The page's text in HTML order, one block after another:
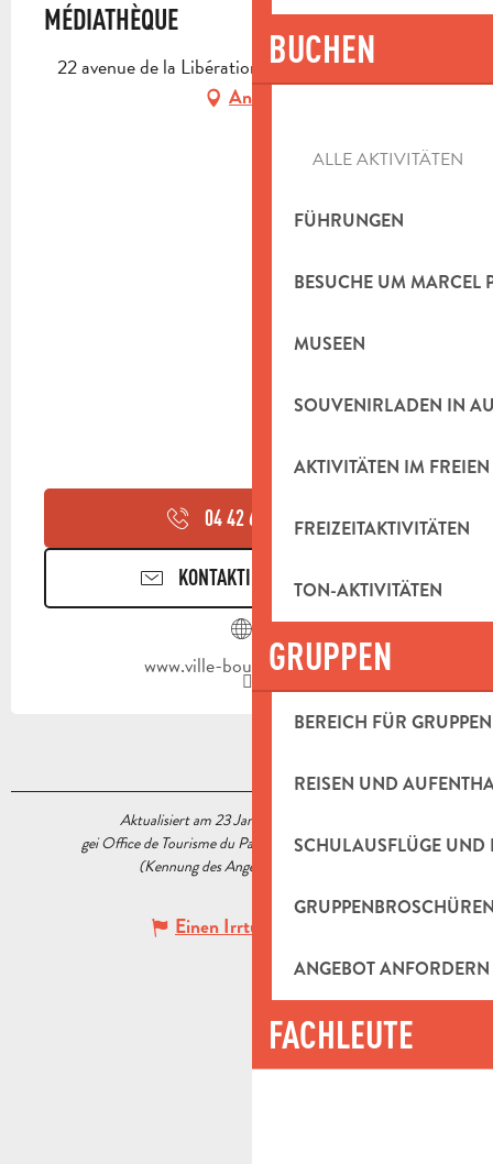
BUCHEN
ALLE AKTIVITÄTEN
FÜHRUNGEN
BESUCHE UM MARCEL
MUSEEN
SOUVENIRLADEN IN
AKTIVITÄTEN IM FREIEN
FREIZEITAKTIVITÄTEN
TON-AKTIVITÄTEN
GRUPPEN
BEREICH FÜR GRUPPEN
REISEN UND
SCHULAUSFLÜGE UND
ANGEBOT ANFORDERN
FACHLEUTE
MÉDIATHÈQUE
22 avenue de la Libération, 13720 La Bouilladisse
Anfahrt
04 42 62 33▒▒
KONTAKTIEREN SIE UNS
www.ville-bouilladisse.com
Aktualisiert am 23 Januar 2023 Um 17:10
gei Office de Tourisme du Pays d’Aubagne et de l’Étoile
(Kennung des Angebots :
Einen Irrtum angeben